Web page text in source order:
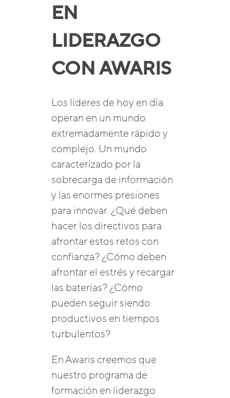
EN
LIDERAZGO
CON AWARIS
Los líderes de hoy en día
operan en un mundo
extremadamente rápido y
complejo. Un mundo
caracterizado por la
sobrecarga de información
y las enormes presiones
para innovar. ¿Qué deben
hacer los directivos para
afrontar estos retos con
confianza? ¿Cómo deben
afrontar el estrés y recargar
las baterías? ¿Cómo
pueden seguir siendo
productivos en tiempos
turbulentos?
En Awaris creemos que
nuestro programa de
formación en liderazgo